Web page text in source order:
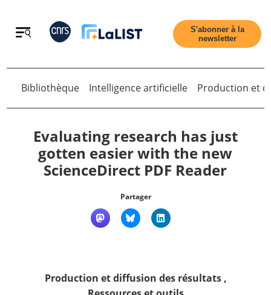
Retour
Accueil
Contact
S'abonner à la
newsletter
Bibliothèque Intelligence artificielle Production et
Evaluating research has just
gotten easier with the new
ScienceDirect PDF Reader
Partager
Production et diffusion des résultats,